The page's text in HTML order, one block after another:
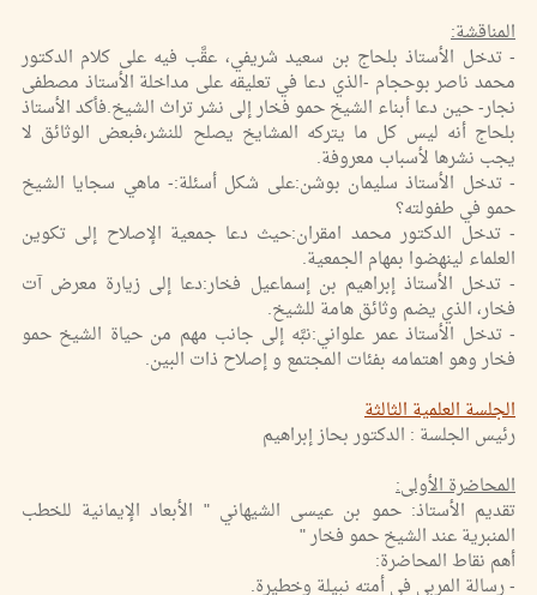
المناقشة:
- تدخل الأستاذ بلحاج بن سعيد شريفي، عقَّب فيه على كلام الدكتور
محمد ناصر بوحجام -الذي دعا في تعليقه على مداخلة الأستاذ مصطفى
نجار- حين دعا أبناء الشيخ حمو فخار إلى نشر تراث الشيخ.فأكد الأستاذ
بلحاج أنه ليس كل ما يتركه المشايخ يصلح للنشر،فبعض الوثائق لا
يجب نشرها لأسباب معروفة.
- تدخل الأستاذ سليمان بوشن:على شكل أسئلة:- ماهي سجايا الشيخ
حمو في طفولته؟
- تدخل الدكتور محمد امقران:حيث دعا جمعية الإصلاح إلى تكوين
العلماء لينهضوا بمهام الجمعية.
- تدخل الأستاذ إبراهيم بن إسماعيل فخار:دعا إلى زيارة معرض آت
فخار، الذي يضم وثائق هامة للشيخ.
- تدخل الأستاذ عمر علواني:نبَّه إلى جانب مهم من حياة الشيخ حمو
فخار وهو اهتمامه بفئات المجتمع و إصلاح ذات البين.
الجلسة العلمية الثالثة
رئيس الجلسة : الدكتور بحاز إبراهيم
المحاضرة الأولى:
تقديم الأستاذ: حمو بن عيسى الشيهاني " الأبعاد الإيمانية للخطب
المنبرية عند الشيخ حمو فخار "
أهم نقاط المحاضرة:
- رسالة المربي في أمته نبيلة وخطيرة.